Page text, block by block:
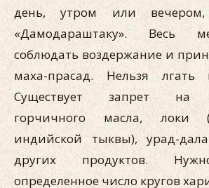
день, утром или
«Дамодараштаку». Весь
соблюдать воздержание и
маха-прасад. Нельзя лгать
Существует запрет на
горчичного масла, локи
индийской тыквы), урад-
других продуктов.
определенное число кругов